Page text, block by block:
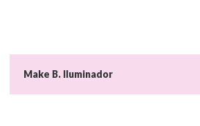
Make B. Iluminador